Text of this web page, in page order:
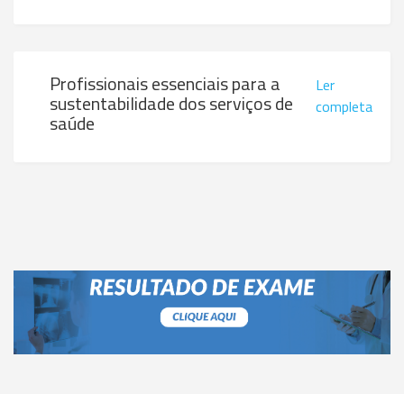
Profissionais essenciais para a
sustentabilidade dos serviços de
saúde
Ler
completa